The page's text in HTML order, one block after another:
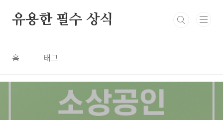
유용한 필수 상식
홈 태그